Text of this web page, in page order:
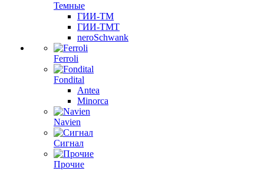
Темные
ГИИ-ТМ
ГИИ-ТМТ
neroSchwank
Ferroli
Fondital
Antea
Minorca
Navien
Сигнал
Прочие